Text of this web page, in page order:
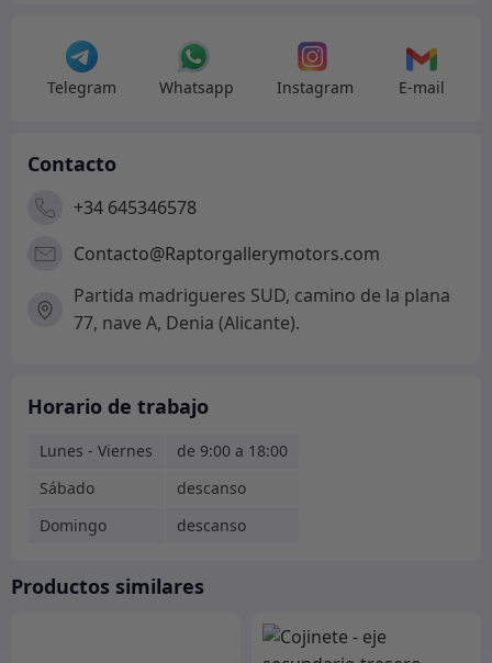
Telegram Whatsapp Instagram E-mail
Contacto
+34 645346578
Contacto@Raptorgallerymotors.com
Partida madrigueres SUD, camino de la plana
77, nave A, Denia (Alicante).
Horario de trabajo
Lunes - Viernes
de 9:00 a 18:00
Sábado
descanso
Domingo
descanso
Productos similares